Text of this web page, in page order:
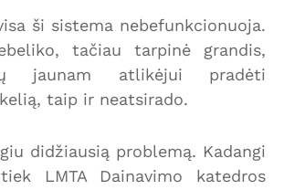
ši sistema nebefunkcionuoja.
tačiau tarpinė grandis,
jaunam atlikėjui pradėti
taip ir neatsirado.
didžiausią problemą. Kadangi
LMTA Dainavimo katedros